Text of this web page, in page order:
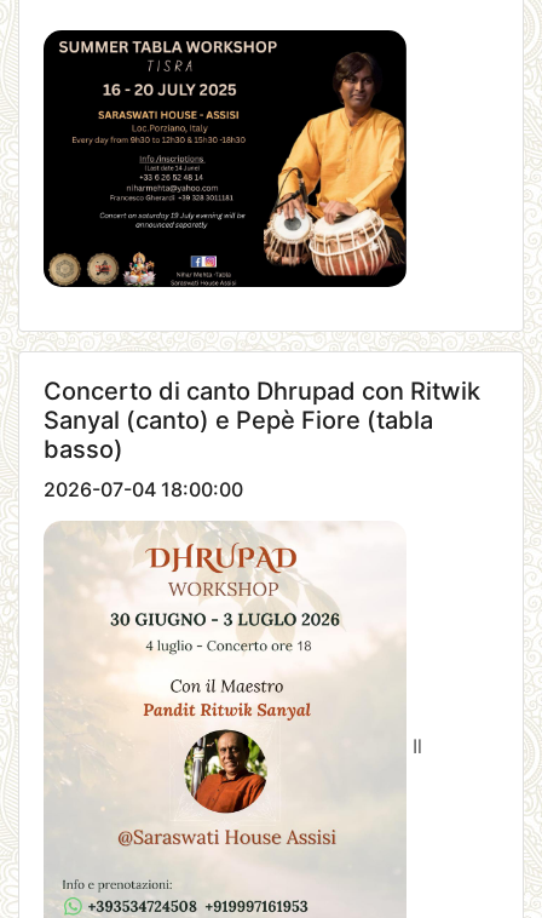
Concerto di canto Dhrupad con Ritwik
Sanyal (canto) e Pepè Fiore (tabla
basso)
2026-07-04 18:00:00
Il